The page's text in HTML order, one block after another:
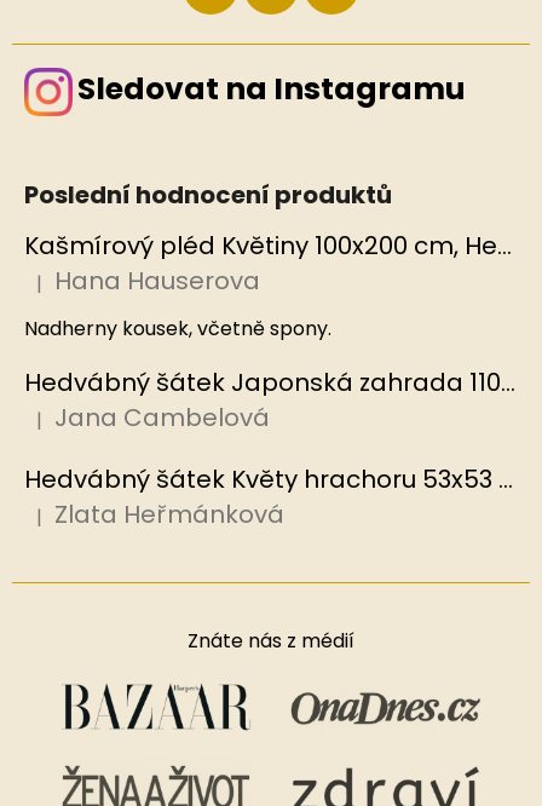
Sledovat na Instagramu
Poslední hodnocení produktů
Kašmírový pléd Květiny 100x200 cm, Hedvábný svět
Hodnocení produktu je 5 z 5 hvězdiček.
| Hana Hauserova
Nadherny kousek, včetně spony.
Hedvábný šátek Japonská zahrada 110x110 cm v dárkovém balení, HEDVÁBNÝ SVĚT
Hodnocení produktu je 5 z 5 hvězdiček.
| Jana Cambelová
Hedvábný šátek Květy hrachoru 53x53 cm v dárkovém balení, HEDVÁBNÝ SVĚT
Hodnocení produktu je 5 z 5 hvězdiček.
| Zlata Heřmánková
Znáte nás z médií